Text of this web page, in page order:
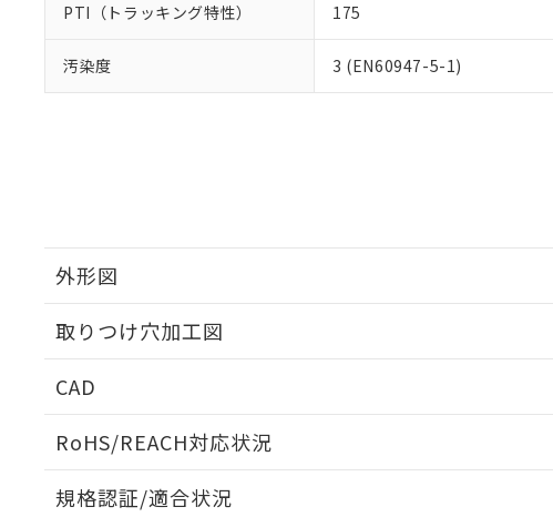
PTI（トラッキング特性） 175
汚染度 3 (EN60947-5-1)
外形図
取りつけ穴加工図
CAD
RoHS/REACH対応状況
規格認証/適合状況